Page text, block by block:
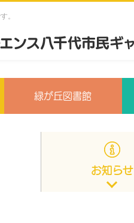
。
緑が丘図書館
お知らせ